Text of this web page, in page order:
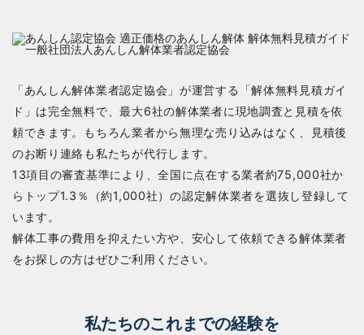
「あんしん解体業者認定協会」が運営する「解体無料見積ガイ
ド」は完全無料で、最大6社の解体業者に現地調査と見積を依
頼できます。もちろん業者から無理な売り込みはなく、見積後
のお断り連絡も私たちが代行します。
13項目の審査基準により、全国に点在する業者約75,000社か
らトップ1.3％（約1,000社）の認定解体業者を選抜し登録して
います。
解体工事の費用を抑えたい方や、安心して依頼できる解体業者
をお探しの方はぜひご利用ください。
私たちのこれまでの経験を